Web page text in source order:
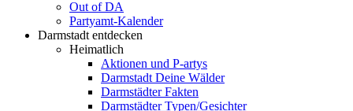
Out of DA
Partyamt-Kalender
Darmstadt entdecken
Heimatlich
Aktionen und P-artys
Darmstadt Deine Wälder
Darmstädter Fakten
Darmstädter Typen/Gesichter